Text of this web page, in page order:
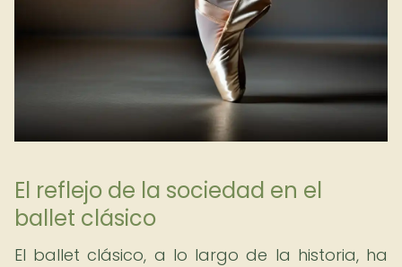
El reflejo de la sociedad en el
ballet clásico
El ballet clásico, a lo largo de la historia, ha